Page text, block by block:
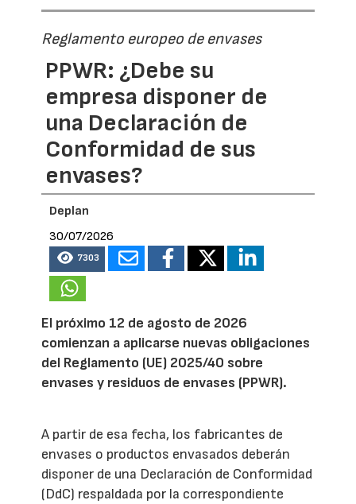
Reglamento europeo de envases
PPWR: ¿Debe su
empresa disponer de
una Declaración de
Conformidad de sus
envases?
Deplan
30/07/2026
7303
El próximo 12 de agosto de 2026
comienzan a aplicarse nuevas obligaciones
del Reglamento (UE) 2025/40 sobre
envases y residuos de envases (PPWR).
A partir de esa fecha, los fabricantes de
envases o productos envasados deberán
disponer de una Declaración de Conformidad
(DdC) respaldada por la correspondiente